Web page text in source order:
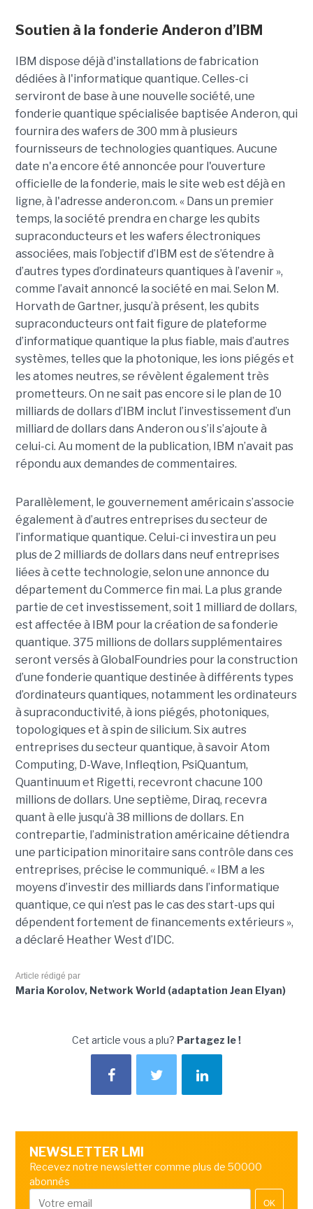
Soutien à la fonderie Anderon d’IBM
IBM dispose déjà d'installations de fabrication
dédiées à l'informatique quantique. Celles-ci
serviront de base à une nouvelle société, une
fonderie quantique spécialisée baptisée Anderon, qui
fournira des wafers de 300 mm à plusieurs
fournisseurs de technologies quantiques. Aucune
date n'a encore été annoncée pour l'ouverture
officielle de la fonderie, mais le site web est déjà en
ligne, à l'adresse anderon.com. « Dans un premier
temps, la société prendra en charge les qubits
supraconducteurs et les wafers électroniques
associées, mais l’objectif d’IBM est de s’étendre à
d’autres types d’ordinateurs quantiques à l’avenir »,
comme l’avait annoncé la société en mai. Selon M.
Horvath de Gartner, jusqu’à présent, les qubits
supraconducteurs ont fait figure de plateforme
d’informatique quantique la plus fiable, mais d’autres
systèmes, telles que la photonique, les ions piégés et
les atomes neutres, se révèlent également très
prometteurs. On ne sait pas encore si le plan de 10
milliards de dollars d’IBM inclut l’investissement d’un
milliard de dollars dans Anderon ou s’il s’ajoute à
celui-ci. Au moment de la publication, IBM n’avait pas
répondu aux demandes de commentaires.
Parallèlement, le gouvernement américain s’associe
également à d’autres entreprises du secteur de
l’informatique quantique. Celui-ci investira un peu
plus de 2 milliards de dollars dans neuf entreprises
liées à cette technologie, selon une annonce du
département du Commerce fin mai. La plus grande
partie de cet investissement, soit 1 milliard de dollars,
est affectée à IBM pour la création de sa fonderie
quantique. 375 millions de dollars supplémentaires
seront versés à GlobalFoundries pour la construction
d’une fonderie quantique destinée à différents types
d’ordinateurs quantiques, notamment les ordinateurs
à supraconductivité, à ions piégés, photoniques,
topologiques et à spin de silicium. Six autres
entreprises du secteur quantique, à savoir Atom
Computing, D-Wave, Infleqtion, PsiQuantum,
Quantinuum et Rigetti, recevront chacune 100
millions de dollars. Une septième, Diraq, recevra
quant à elle jusqu’à 38 millions de dollars. En
contrepartie, l’administration américaine détiendra
une participation minoritaire sans contrôle dans ces
entreprises, précise le communiqué. « IBM a les
moyens d’investir des milliards dans l’informatique
quantique, ce qui n’est pas le cas des start-ups qui
dépendent fortement de financements extérieurs »,
a déclaré Heather West d’IDC.
Article rédigé par
Maria Korolov, Network World (adaptation Jean Elyan)
Cet article vous a plu? Partagez le !
NEWSLETTER LMI
Recevez notre newsletter comme plus de 50000
abonnés
OK